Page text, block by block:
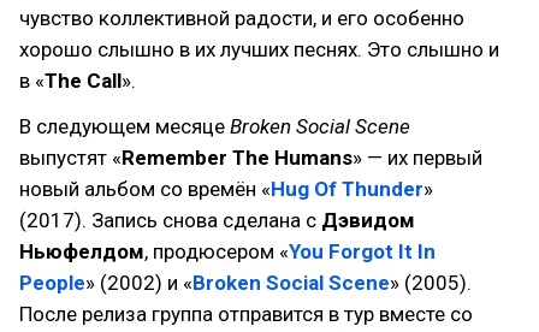
чувство коллективной радости, и его особенно
хорошо слышно в их лучших песнях. Это слышно и
в «The Call».
В следующем месяце Broken Social Scene
выпустят «Remember The Humans» — их первый
новый альбом со времён «Hug Of Thunder»
(2017). Запись снова сделана с Дэвидом
Ньюфелдом, продюсером «You Forgot It In
People» (2002) и «Broken Social Scene» (2005).
После релиза группа отправится в тур вместе со